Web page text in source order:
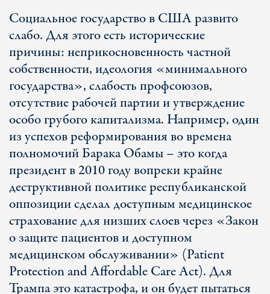
Социальное государство в США развито
слабо. Для этого есть исторические
причины: неприкосновенность частной
собственности, идеология «минимального
государства», слабость профсоюзов,
отсутствие рабочей партии и утверждение
особо грубого капитализма. Например, один
из успехов реформирования во времена
полномочий Барака Обамы – это когда
президент в 2010 году вопреки крайне
деструктивной политике республиканской
оппозиции сделал доступным медицинское
страхование для низших слоев через «Закон
о защите пациентов и доступном
медицинском обслуживании» (Patient
Protection and Affordable Care Act). Для
Трампа это катастрофа, и он будет пытаться